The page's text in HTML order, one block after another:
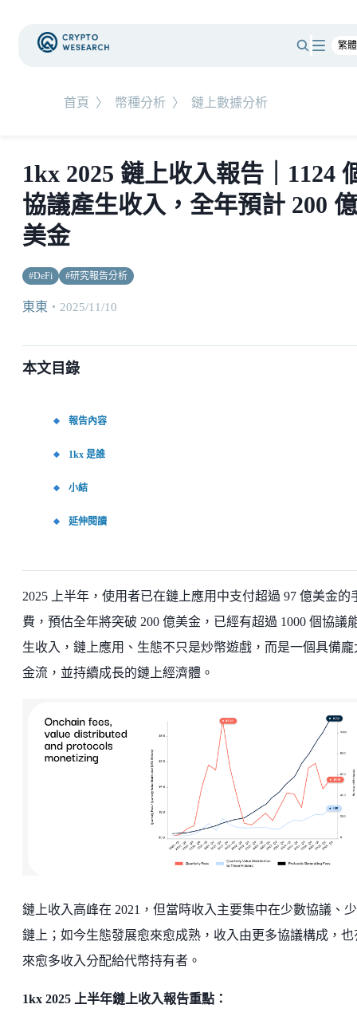
首頁 〉 幣種分析 〉 鏈上數據分析
1kx 2025 鏈上收入報告｜1124
協議產生收入，全年預計 200 億
美金
#DeFi #研究報告分析
東東 ・ 2025/11/10
本文目錄
報告內容
1kx 是誰
小結
延伸閱讀
2025 上半年，使用者已在鏈上應用中支付超過 97 億美金的
費，預估全年將突破 200 億美金，已經有超過 1000 個協議
生收入，鏈上應用、生態不只是炒幣遊戲，而是一個具備龐
金流，並持續成長的鏈上經濟體。
鏈上收入高峰在 2021，但當時收入主要集中在少數協議、
鏈上；如今生態發展愈來愈成熟，收入由更多協議構成，也
來愈多收入分配給代幣持有者。
1kx 2025 上半年鏈上收入報告重點：